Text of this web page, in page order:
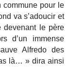
commune pour le
va s’adoucir et
devenant le père
d’un immense
Alfredo des
là… » dira ainsi